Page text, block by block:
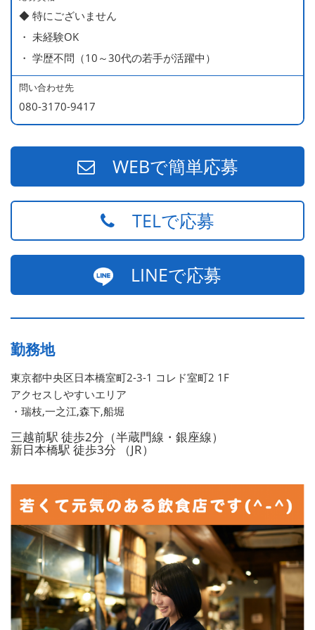
ラブラブな新婚さん）
540万円／店長（20代・入社3年目・ 育休取得して、更に
やる気MAXの2児のお父さん）
670万円／統括店長（30代・入社7年目・中学生の長男筆
頭に3人の子供を持つ一家の大黒柱）
◆ 特にございません
・ 未経験OK
・ 学歴不問（10～30代の若手が活躍中）
問い合わせ先
080-3170-9417
WEBで簡単応募
TELで応募
LINEで応募
勤務地
東京都中央区日本橋室町2-3-1 コレド室町2 1F
アクセスしやすいエリア
・瑞枝,一之江,森下,船堀
三越前駅 徒歩2分（半蔵門線・銀座線）
新日本橋駅 徒歩3分 （JR）